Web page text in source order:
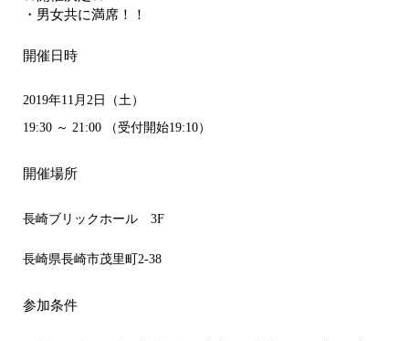
・男女共に満席！！
開催日時
2019年11月2日（土）
19:30 ～ 21:00 （受付開始19:10）
開催場所
長崎ブリックホール 3F
長崎県長崎市茂里町2-38
参加条件